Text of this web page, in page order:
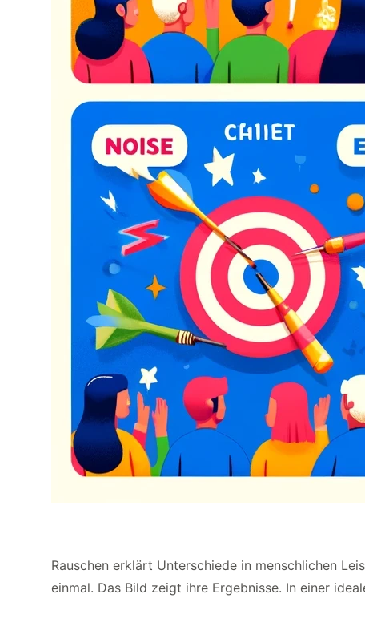
Rauschen erklärt Unterschiede in menschlichen
einmal. Das Bild zeigt ihre Ergebnisse. In einer